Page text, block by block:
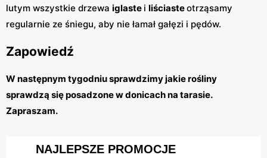
lutym wszystkie drzewa iglaste i liściasteotrząsamy
regularnie ze śniegu, aby nie łamał gałęzi i pędów.
Zapowiedź
W następnym tygodniu sprawdzimy jakie rośliny
sprawdzą się posadzone w donicach na tarasie.
Zapraszam.